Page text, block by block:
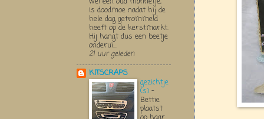
is doodmoe nadat hij de
hele dag getrommeld
heeft op de kerstmarkt.
Hij hangt dus een beetje
onderui...
21 uur geleden
KITSCRAPS
gezichtje
(s) -
Bettie
plaatst